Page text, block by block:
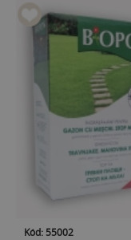
Kód: 55002